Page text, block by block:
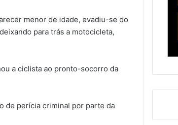
menor de idade, evadiu-se do
para trás a motocicleta,
a ciclista ao pronto-socorro da
de perícia criminal por parte da